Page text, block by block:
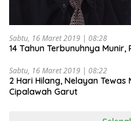
Sabtu, 16 Maret 2019 | 08:28
14 Tahun Terbunuhnya
Sabtu, 16 Maret 2019 | 08:22
2 Hari Hilang, Nelayan
Cipalawah Garut